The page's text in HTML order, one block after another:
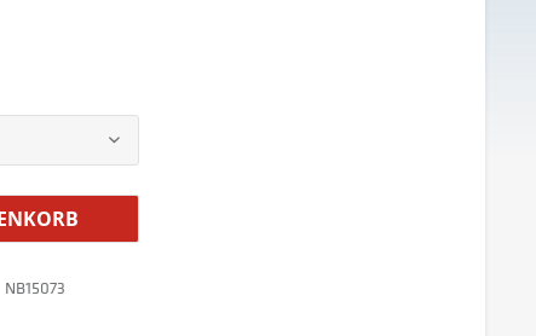
NB15073